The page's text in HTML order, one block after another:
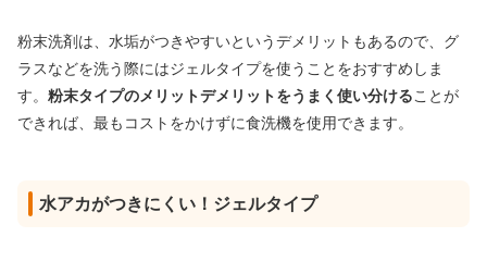
粉末洗剤は、水垢がつきやすいというデメリットもあるので、グ
ラスなどを洗う際にはジェルタイプを使うことをおすすめしま
す。 粉末タイプのメリットデメリットをうまく使い分ける ことが
できれば、最もコストをかけずに食洗機を使用できます。
水アカがつきにくい！ジェルタイプ